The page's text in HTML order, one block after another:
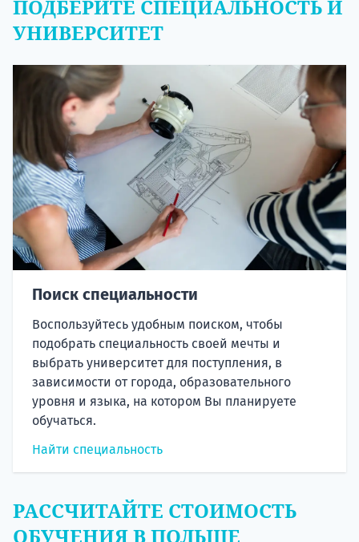
ПОДБЕРИТЕ СПЕЦИАЛЬНОСТЬ И
УНИВЕРСИТЕТ
Поиск специальности
Воспользуйтесь удобным поиском, чтобы
подобрать специальность своей мечты и
выбрать университет для поступления, в
зависимости от города, образовательного
уровня и языка, на котором Вы планируете
обучаться.
Найти специальность
РАССЧИТАЙТЕ СТОИМОСТЬ
ОБУЧЕНИЯ В ПОЛЬШЕ